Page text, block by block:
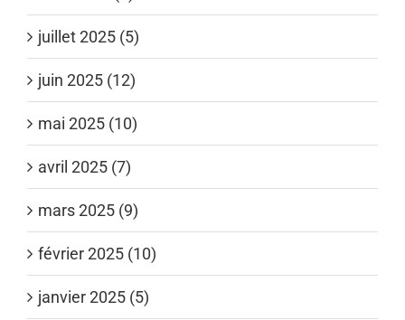
juillet 2025 (5)
juin 2025 (12)
mai 2025 (10)
avril 2025 (7)
mars 2025 (9)
février 2025 (10)
janvier 2025 (5)